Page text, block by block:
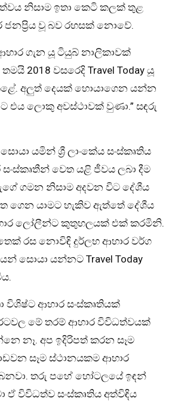
නිසාම ඉතා කෙටි කලක් තුළ
වූ බව රහසක් නොවේ.
ගැන යූ ටියුබ් නාලිකාවක්
2018 වසරෙදි Travel Today යූ
අලුත් දෙයක් හොයාගෙන යන්න
එය ලොකු අවස්ථාවක් වුණා.” සඳරු
යමින් ශ්‍රී ලාංකේය සංස්කෘතිය
වෙත යළි ජීවය ලබා දීම
ගමන නිසාම අදවන විට දේශීය
ගෙන යාමට හැකිව ඇත්තේ දේශීය
ලෝලීන්ට කුතුහලයක් එක් කරමිනි.
රස නොවිඳි දුර්ලභ ආහාර වර්ග
සොයා යන්නට Travel Today
විශිෂ්ට ආහාර සංස්කෘතියක්
මේ තරම් ආහාර විවිධත්වයක්
නෑ. අප ඉදිරිපත් කරන සෑම
සෑම ස්ථානයකම ආහාර
තරු පහේ හෝටලයේ ඉඳන්
ඒ විවිධත්ව සංස්කෘතිය අත්විඳිය